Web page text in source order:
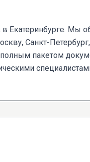
Екатеринбурге. Мы
Санкт-
пакетом